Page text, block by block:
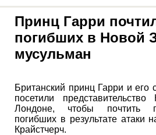
Принц Гарри
погибших в Новой
мусульман
Британский принц Гарри и его
посетили
Лондоне, чтобы почтить
погибших в результате атаки
Крайстчерч.